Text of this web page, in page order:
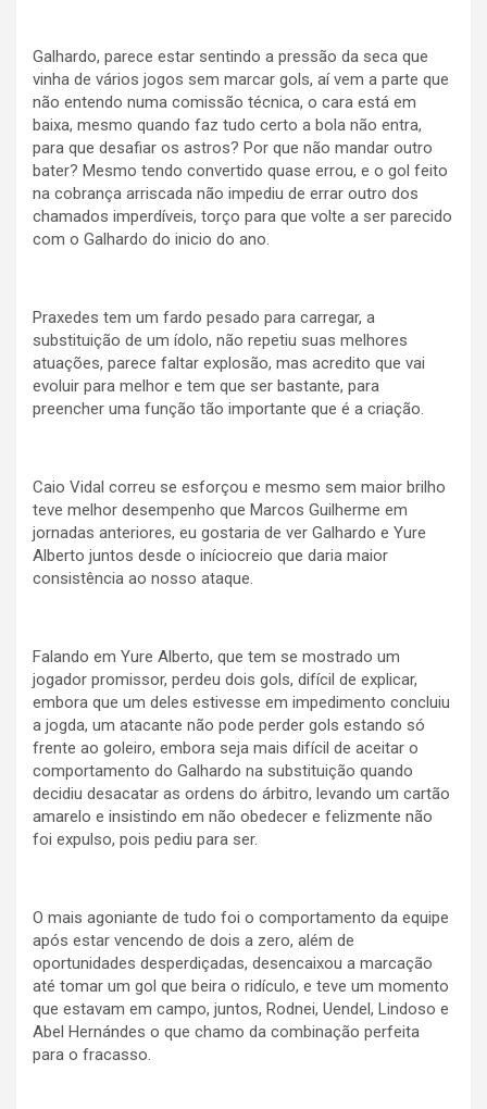
Galhardo, parece estar sentindo a pressão da seca que
vinha de vários jogos sem marcar gols, aí vem a parte que
não entendo numa comissão técnica, o cara está em
baixa, mesmo quando faz tudo certo a bola não entra,
para que desafiar os astros? Por que não mandar outro
bater? Mesmo tendo convertido quase errou, e o gol feito
na cobrança arriscada não impediu de errar outro dos
chamados imperdíveis, torço para que volte a ser parecido
com o Galhardo do inicio do ano.
Praxedes tem um fardo pesado para carregar, a
substituição de um ídolo, não repetiu suas melhores
atuações, parece faltar explosão, mas acredito que vai
evoluir para melhor e tem que ser bastante, para
preencher uma função tão importante que é a criação.
Caio Vidal correu se esforçou e mesmo sem maior brilho
teve melhor desempenho que Marcos Guilherme em
jornadas anteriores, eu gostaria de ver Galhardo e Yure
Alberto juntos desde o iníciocreio que daria maior
consistência ao nosso ataque.
Falando em Yure Alberto, que tem se mostrado um
jogador promissor, perdeu dois gols, difícil de explicar,
embora que um deles estivesse em impedimento concluiu
a jogda, um atacante não pode perder gols estando só
frente ao goleiro, embora seja mais difícil de aceitar o
comportamento do Galhardo na substituição quando
decidiu desacatar as ordens do árbitro, levando um cartão
amarelo e insistindo em não obedecer e felizmente não
foi expulso, pois pediu para ser.
O mais agoniante de tudo foi o comportamento da equipe
após estar vencendo de dois a zero, além de
oportunidades desperdiçadas, desencaixou a marcação
até tomar um gol que beira o ridículo, e teve um momento
que estavam em campo, juntos, Rodnei, Uendel, Lindoso e
Abel Hernándes o que chamo da combinação perfeita
para o fracasso.